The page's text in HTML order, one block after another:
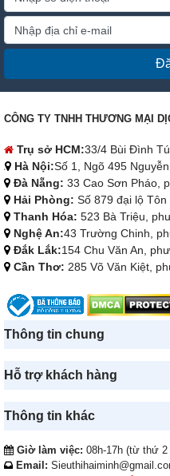
CÔNG TY TNHH THƯƠNG MẠI
Trụ sở HCM:33/4 Bùi Đình
Hà Nội:Số 1, Ngõ 495
Đà Nẵng: 33 Cao Sơn Pháo,
Hải Phòng: Số 879 đại lộ
Thanh Hóa: 523 Bà Triệu,
Nghệ An:43 Trường Chinh,
Đắk Lắk:154 Chu Văn An,
Cần Thơ: 285 Võ Văn Kiệt,
Thông tin chung
Hỗ trợ khách hàng
Thông tin khác
Giờ làm việc: 08h-17h (từ thứ
Email: